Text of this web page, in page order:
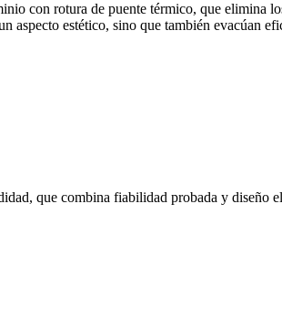
con rotura de puente térmico, que
aspecto estético, sino que también evacúan
que combina fiabilidad probada y diseño